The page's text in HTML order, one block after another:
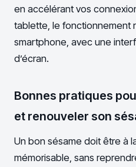
en accélérant vos
tablette, le fonctionnement
smartphone, avec une
d’écran.
Bonnes pratiques
et renouveler son
Un bon sésame doit être à
mémorisable, sans